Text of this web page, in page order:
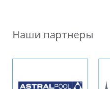
Наши партнеры